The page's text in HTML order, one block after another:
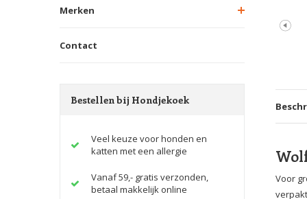
Merken
Contact
Bestellen bij Hondjekoek
Veel keuze voor honden en
katten met een allergie
Vanaf 59,- gratis verzonden,
betaal makkelijk online
Voor